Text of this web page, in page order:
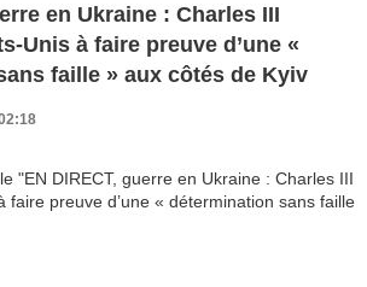
en Ukraine : Charles III
Unis à faire preuve d’une «
faille » aux côtés de Kyiv